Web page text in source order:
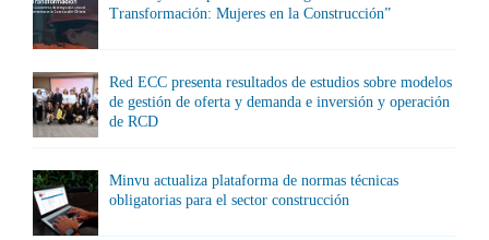
Transformación: Mujeres en la Construcción”
Red ECC presenta resultados de estudios sobre modelos
de gestión de oferta y demanda e inversión y operación
de RCD
Minvu actualiza plataforma de normas técnicas
obligatorias para el sector construcción